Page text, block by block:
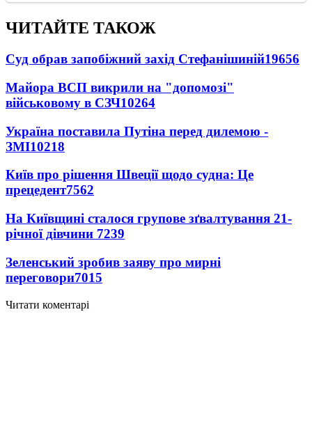
ЧИТАЙТЕ ТАКОЖ
Суд обрав запобіжний захід Стефанішиній19656
Майора ВСП викрили на "допомозі"
військовому в СЗЧ10264
Україна поставила Путіна перед дилемою -
ЗМІ10218
Київ про рішення Швеції щодо судна: Це
прецедент7562
На Київщині сталося групове зґвалтування 21-
річної дівчини 7239
Зеленський зробив заяву про мирні
переговори7015
Читати коментарі